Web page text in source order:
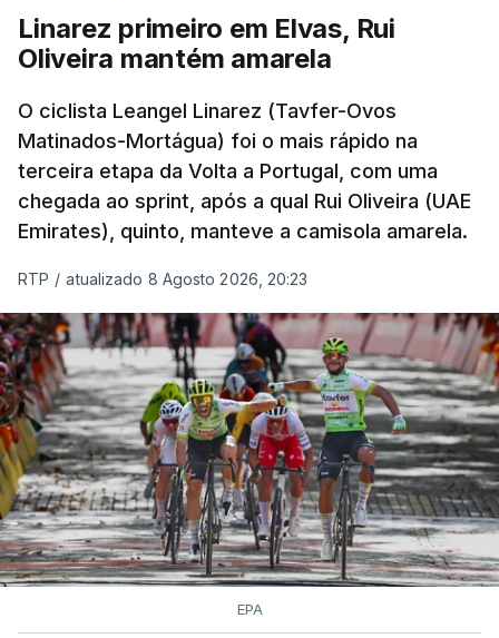
Linarez primeiro em Elvas, Rui
Oliveira mantém amarela
O ciclista Leangel Linarez (Tavfer-Ovos
Matinados-Mortágua) foi o mais rápido na
terceira etapa da Volta a Portugal, com uma
chegada ao sprint, após a qual Rui Oliveira (UAE
Emirates), quinto, manteve a camisola amarela.
RTP / atualizado 8 Agosto 2026, 20:23
EPA